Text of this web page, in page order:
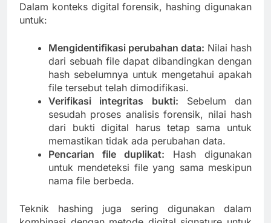
Dalam konteks digital forensik, hashing digunakan
untuk:
Mengidentifikasi perubahan data: Nilai hash
dari sebuah file dapat dibandingkan dengan
hash sebelumnya untuk mengetahui apakah
file tersebut telah dimodifikasi.
Verifikasi integritas bukti: Sebelum dan
sesudah proses analisis forensik, nilai hash
dari bukti digital harus tetap sama untuk
memastikan tidak ada perubahan data.
Pencarian file duplikat: Hash digunakan
untuk mendeteksi file yang sama meskipun
nama file berbeda.
Teknik hashing juga sering digunakan dalam